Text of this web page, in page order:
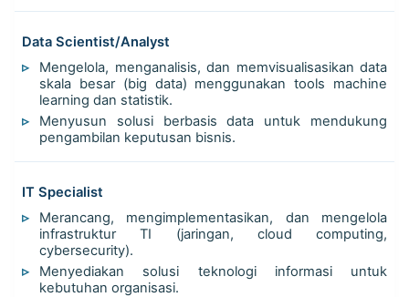
Data Scientist/Analyst
Mengelola, menganalisis, dan memvisualisasikan data
skala besar (big data) menggunakan tools machine
learning dan statistik.
Menyusun solusi berbasis data untuk mendukung
pengambilan keputusan bisnis.
IT Specialist
Merancang, mengimplementasikan, dan mengelola
infrastruktur TI (jaringan, cloud computing,
cybersecurity).
Menyediakan solusi teknologi informasi untuk
kebutuhan organisasi.